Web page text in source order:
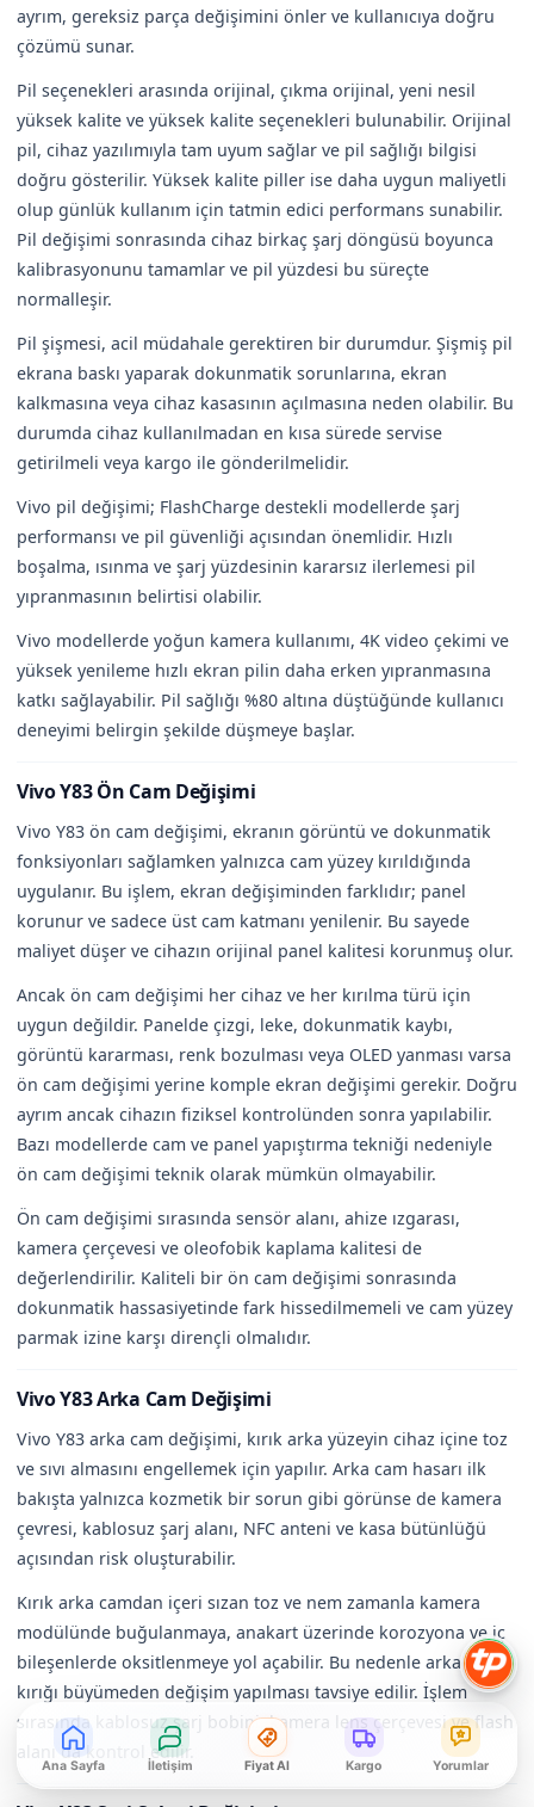
ayrım, gereksiz parça değişimini önler ve kullanıcıya doğru
çözümü sunar.
Pil seçenekleri arasında orijinal, çıkma orijinal, yeni nesil
yüksek kalite ve yüksek kalite seçenekleri bulunabilir. Orijinal
pil, cihaz yazılımıyla tam uyum sağlar ve pil sağlığı bilgisi
doğru gösterilir. Yüksek kalite piller ise daha uygun maliyetli
olup günlük kullanım için tatmin edici performans sunabilir.
Pil değişimi sonrasında cihaz birkaç şarj döngüsü boyunca
kalibrasyonunu tamamlar ve pil yüzdesi bu süreçte
normalleşir.
Pil şişmesi, acil müdahale gerektiren bir durumdur. Şişmiş pil
ekrana baskı yaparak dokunmatik sorunlarına, ekran
kalkmasına veya cihaz kasasının açılmasına neden olabilir. Bu
durumda cihaz kullanılmadan en kısa sürede servise
getirilmeli veya kargo ile gönderilmelidir.
Vivo pil değişimi; FlashCharge destekli modellerde şarj
performansı ve pil güvenliği açısından önemlidir. Hızlı
boşalma, ısınma ve şarj yüzdesinin kararsız ilerlemesi pil
yıpranmasının belirtisi olabilir.
Vivo modellerde yoğun kamera kullanımı, 4K video çekimi ve
yüksek yenileme hızlı ekran pilin daha erken yıpranmasına
katkı sağlayabilir. Pil sağlığı %80 altına düştüğünde kullanıcı
deneyimi belirgin şekilde düşmeye başlar.
Vivo Y83 Ön Cam Değişimi
Vivo Y83 ön cam değişimi, ekranın görüntü ve dokunmatik
fonksiyonları sağlamken yalnızca cam yüzey kırıldığında
uygulanır. Bu işlem, ekran değişiminden farklıdır; panel
korunur ve sadece üst cam katmanı yenilenir. Bu sayede
maliyet düşer ve cihazın orijinal panel kalitesi korunmuş olur.
Ancak ön cam değişimi her cihaz ve her kırılma türü için
uygun değildir. Panelde çizgi, leke, dokunmatik kaybı,
görüntü kararması, renk bozulması veya OLED yanması varsa
ön cam değişimi yerine komple ekran değişimi gerekir. Doğru
ayrım ancak cihazın fiziksel kontrolünden sonra yapılabilir.
Bazı modellerde cam ve panel yapıştırma tekniği nedeniyle
ön cam değişimi teknik olarak mümkün olmayabilir.
Ön cam değişimi sırasında sensör alanı, ahize ızgarası,
kamera çerçevesi ve oleofobik kaplama kalitesi de
değerlendirilir. Kaliteli bir ön cam değişimi sonrasında
dokunmatik hassasiyetinde fark hissedilmemeli ve cam yüzey
parmak izine karşı dirençli olmalıdır.
Vivo Y83 Arka Cam Değişimi
Vivo Y83 arka cam değişimi, kırık arka yüzeyin cihaz içine toz
ve sıvı almasını engellemek için yapılır. Arka cam hasarı ilk
bakışta yalnızca kozmetik bir sorun gibi görünse de kamera
çevresi, kablosuz şarj alanı, NFC anteni ve kasa bütünlüğü
açısından risk oluşturabilir.
Kırık arka camdan içeri sızan toz ve nem zamanla kamera
modülünde buğulanmaya, anakart üzerinde korozyona ve iç
bileşenlerde oksitlenmeye yol açabilir. Bu nedenle arka cam
kırığı büyümeden değişim yapılması tavsiye edilir. İşlem
sırasında kablosuz şarj bobini, kamera lens çerçevesi ve flash
alanı da kontrol edilir.
Ana Sayfa İletişim Fiyat Al Kargo Yorumlar